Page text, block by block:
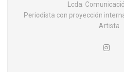
Lcda.
Periodista con proyección
Artista